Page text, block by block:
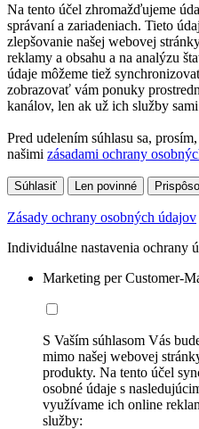
Na tento účel zhromažďujeme
správaní a zariadeniach. Tieto
zlepšovanie našej webovej
reklamy a obsahu a na analýzu
údaje môžeme tiež
zobrazovať vám ponuky
kanálov, len ak už ich služby
Pred udelením súhlasu sa,
našimi zásadami ochrany
Súhlasiť Len povinné
Zásady ochrany osobných údajov
Individuálne nastavenia ochrany
Marketing per Customer-
S Vaším súhlasom Vás
mimo našej webovej
produkty. Na tento účel
osobné údaje s
využívame ich online
služby: